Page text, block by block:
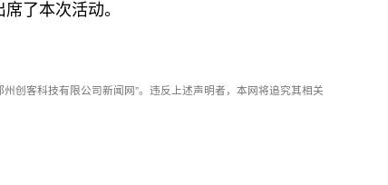
了本次活动。
客科技有限公司新闻网”。违反上述声明者，本网将追究其相关